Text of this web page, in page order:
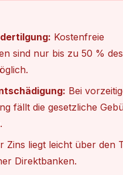
Kostenfreie
sind nur bis zu 50 %
Bei
fällt die gesetzliche
Zins liegt leicht über den
Direktbanken.